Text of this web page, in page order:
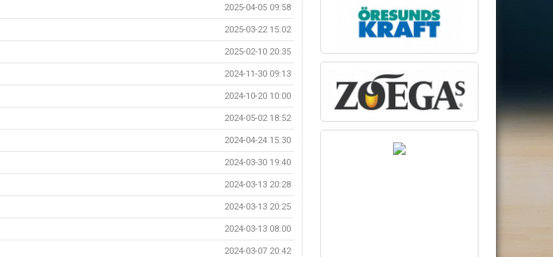
2025-04-05 09:58
2025-03-22 15:02
2025-02-10 20:35
2024-11-30 09:13
2024-10-20 10:00
2024-05-02 18:52
2024-04-24 15:30
2024-03-30 19:40
2024-03-13 20:28
2024-03-13 20:25
2024-03-13 08:00
2024-03-07 20:42